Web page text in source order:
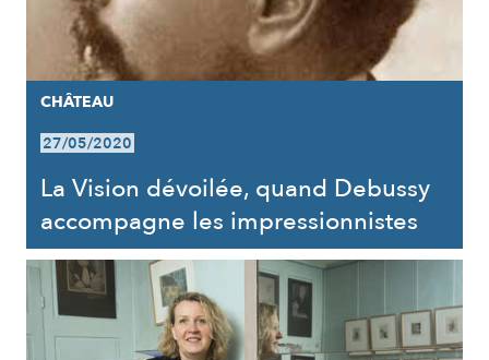
CHÂTEAU
27/05/2020
La Vision dévoilée, quand Debussy
accompagne les impressionnistes